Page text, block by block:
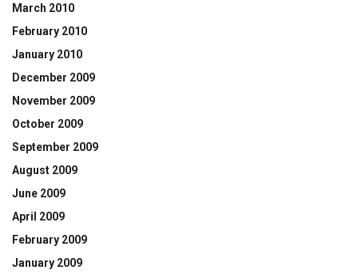
March 2010
February 2010
January 2010
December 2009
November 2009
October 2009
September 2009
August 2009
June 2009
April 2009
February 2009
January 2009